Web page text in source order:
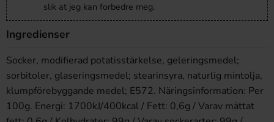
slik at jeg kan forbedre meg.
Ingredienser
Socker, modifierad potatisstärkelse, geleringsmedel;
sorbitoler, glaseringsmedel; stearinsyra, naturlig mintolja,
klumpförebyggande medel; E572. Näringsinformation: Per
100g. Energi: 1700kJ/400kcal / Fett: 0,6g / Varav mättat